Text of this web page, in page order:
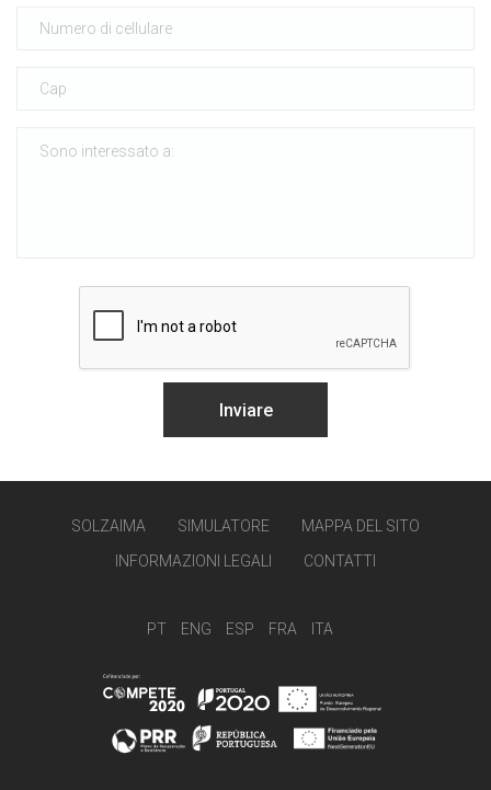
SOLZAIMA SIMULATORE
MAPPA DEL SITO
INFORMAZIONI LEGALI
CONTATTI
PT ENG ESP FRA ITA